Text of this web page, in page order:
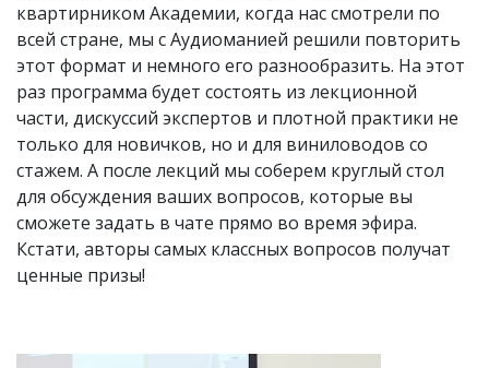
квартирником Академии, когда нас смотрели по
всей стране, мы с Аудиоманией решили повторить
этот формат и немного его разнообразить. На этот
раз программа будет состоять из лекционной
части, дискуссий экспертов и плотной практики не
только для новичков, но и для виниловодов со
стажем. А после лекций мы соберем круглый стол
для обсуждения ваших вопросов, которые вы
сможете задать в чате прямо во время эфира.
Кстати, авторы самых классных вопросов получат
ценные призы!